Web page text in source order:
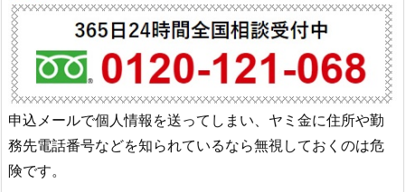
申込メールで個人情報を送ってしまい、ヤミ金に住所や勤
務先電話番号などを知られているなら無視しておくのは危
険です。